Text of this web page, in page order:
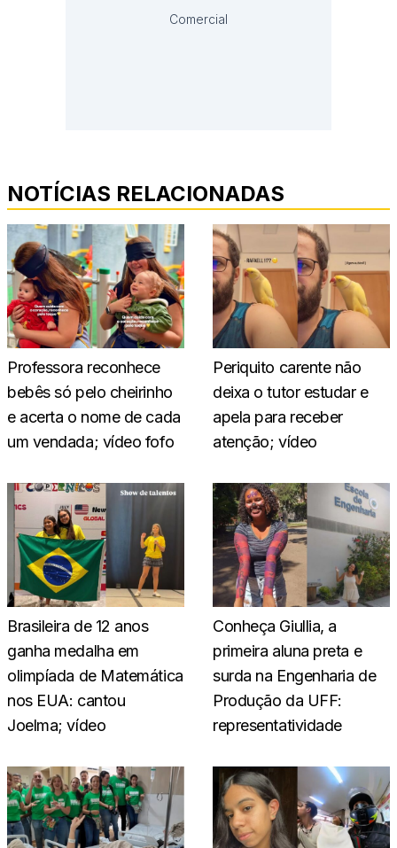
Comercial
NOTÍCIAS RELACIONADAS
Professora reconhece
bebês só pelo cheirinho
e acerta o nome de cada
um vendada; vídeo fofo
Periquito carente não
deixa o tutor estudar e
apela para receber
atenção; vídeo
Brasileira de 12 anos
ganha medalha em
olimpíada de Matemática
nos EUA: cantou
Joelma; vídeo
Conheça Giullia, a
primeira aluna preta e
surda na Engenharia de
Produção da UFF:
representatividade